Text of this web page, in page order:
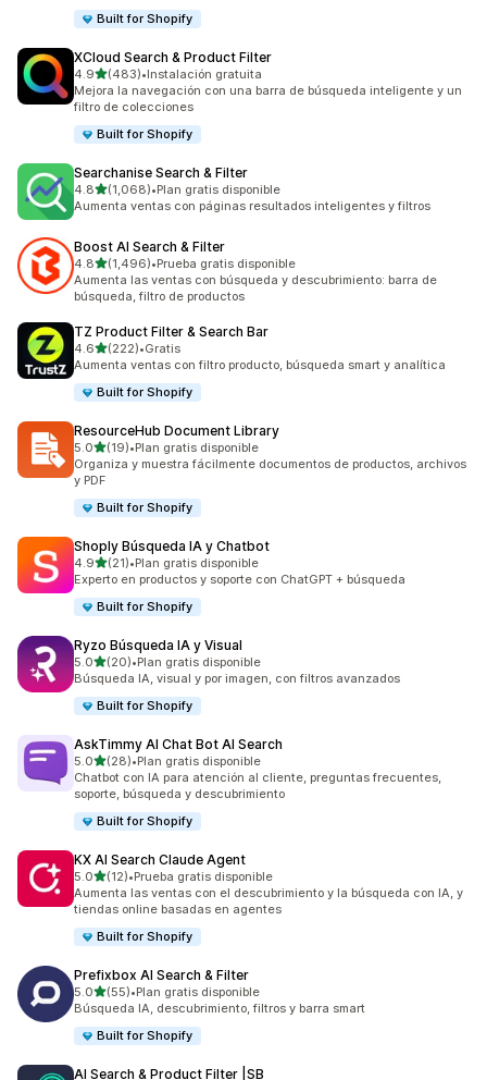
Built for Shopify
XCloud Search & Product Filter
4.9de 5 estrellas
(483)
483 reseñas en total
•Instalación gratuita
Mejora la navegación con una barra de búsqueda inteligente y un
filtro de colecciones
Built for Shopify
Searchanise Search & Filter
4.8de 5 estrellas
(1,068)
1068 reseñas en total
•Plan gratis disponible
Aumenta ventas con páginas resultados inteligentes y filtros
Boost AI Search & Filter
4.8de 5 estrellas
(1,496)
1496 reseñas en total
•Prueba gratis disponible
Aumenta las ventas con búsqueda y descubrimiento: barra de
búsqueda, filtro de productos
TZ Product Filter & Search Bar
4.6de 5 estrellas
(222)
222 reseñas en total
•Gratis
Aumenta ventas con filtro producto, búsqueda smart y analítica
Built for Shopify
ResourceHub Document Library
5.0de 5 estrellas
(19)
19 reseñas en total
•Plan gratis disponible
Organiza y muestra fácilmente documentos de productos, archivos
y PDF
Built for Shopify
Shoply Búsqueda IA y Chatbot
4.9de 5 estrellas
(21)
21 reseñas en total
•Plan gratis disponible
Experto en productos y soporte con ChatGPT + búsqueda
Built for Shopify
Ryzo Búsqueda IA y Visual
5.0de 5 estrellas
(20)
20 reseñas en total
•Plan gratis disponible
Búsqueda IA, visual y por imagen, con filtros avanzados
Built for Shopify
AskTimmy AI Chat Bot AI Search
5.0de 5 estrellas
(28)
28 reseñas en total
•Plan gratis disponible
Chatbot con IA para atención al cliente, preguntas frecuentes,
soporte, búsqueda y descubrimiento
Built for Shopify
KX AI Search Claude Agent
5.0de 5 estrellas
(12)
12 reseñas en total
•Prueba gratis disponible
Aumenta las ventas con el descubrimiento y la búsqueda con IA, y
tiendas online basadas en agentes
Built for Shopify
Prefixbox AI Search & Filter
5.0de 5 estrellas
(55)
55 reseñas en total
•Plan gratis disponible
Búsqueda IA, descubrimiento, filtros y barra smart
Built for Shopify
AI Search & Product Filter |SB